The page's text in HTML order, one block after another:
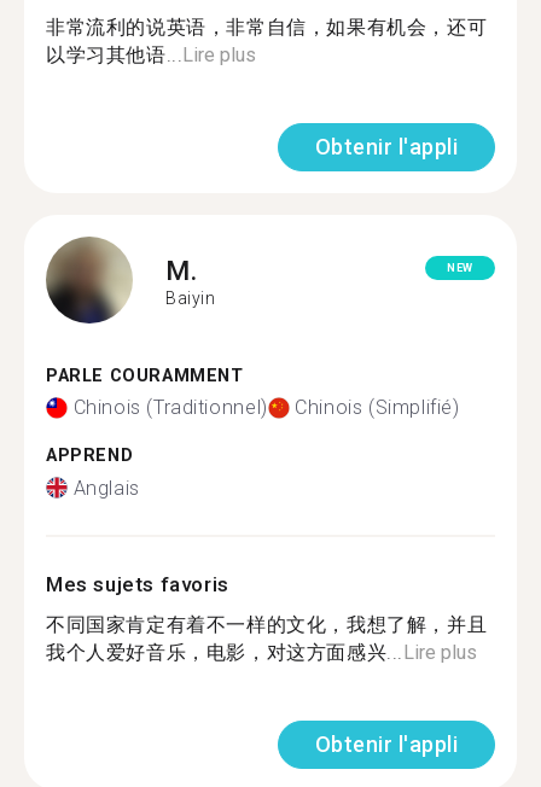
非常流利的说英语，非常自信，如果有机会，还可
以学习其他语... Lire plus
Obtenir l'appli
M.
Baiyin
NEW
PARLE COURAMMENT
Chinois (Traditionnel) Chinois (Simplifié)
APPREND
Anglais
Mes sujets favoris
不同国家肯定有着不一样的文化，我想了解，并且
我个人爱好音乐，电影，对这方面感兴... Lire plus
Obtenir l'appli